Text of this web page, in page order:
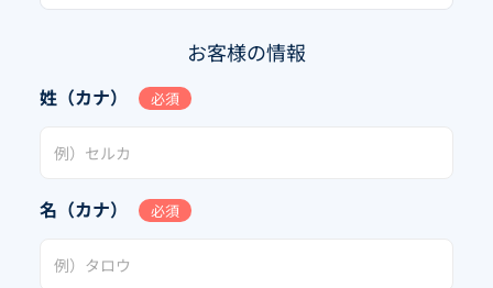
お客様の情報
姓（カナ） 必須
名（カナ） 必須